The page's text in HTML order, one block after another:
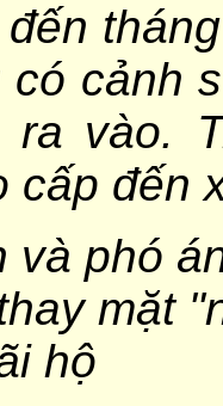
có cảnh
vào.
cấp đến
và phó
mặt
hộ